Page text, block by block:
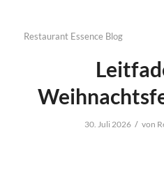
Restaurant Essence Blog
30. Juli 2026 / von